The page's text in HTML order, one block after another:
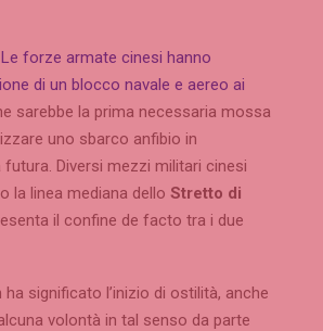
Le forze armate cinesi hanno
di un blocco navale e aereo ai
sarebbe la prima necessaria mossa
uno sbarco anfibio in
futura. Diversi mezzi militari cinesi
la linea mediana dello Stretto di
il confine de facto tra i due
significato l’inizio di ostilità, anche
volontà in tal senso da parte